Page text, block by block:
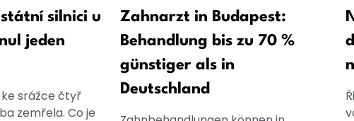
silnici u
jeden
ke srážce čtyř
zemřela. Co je
Zahnarzt in Budapest:
Behandlung bis zu 70 %
günstiger als in
Deutschland